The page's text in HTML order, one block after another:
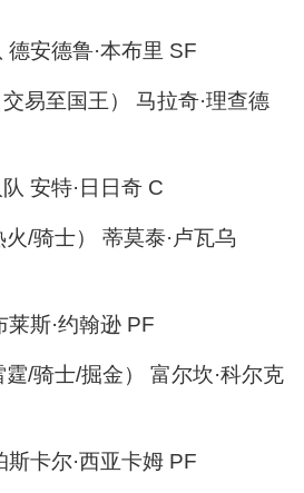
安德鲁·本布里 SF
易至国王） 马拉奇·理查德
安特·日日奇 C
/骑士） 蒂莫泰·卢瓦乌
斯·约翰逊 PF
/骑士/掘金） 富尔坎·科尔克
卡尔·西亚卡姆 PF